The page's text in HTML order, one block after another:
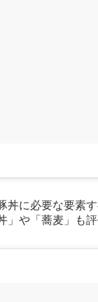
丼に必要な要素
」や「蕎麦」も評